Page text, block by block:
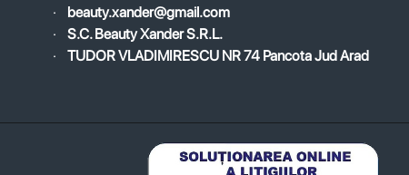
·
beauty.xander@gmail.com
·
S.C. Beauty Xander S.R.L.
·
TUDOR VLADIMIRESCU NR 74 Pancota Jud Arad